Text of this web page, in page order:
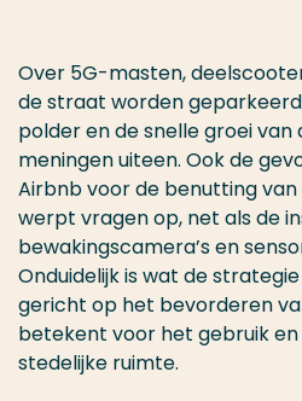
Over 5G-masten,
de straat worden
polder en de snelle groei
meningen uiteen. Ook de
Airbnb voor de benutting
werpt vragen op, net als de
bewakingscamera’s en
Onduidelijk is wat de
gericht op het bevorderen
betekent voor het gebruik
stedelijke ruimte.